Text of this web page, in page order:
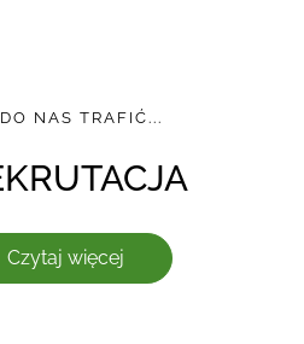
NAS TRAFIĆ...
Czytaj więcej